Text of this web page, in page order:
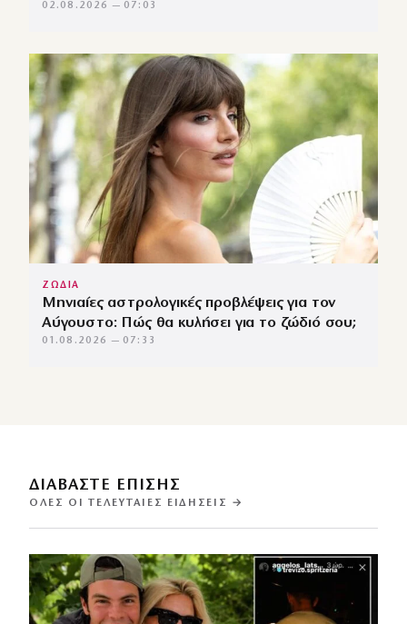
02.08.2026 — 07:03
ΖΩΔΙΑ
Μηνιαίες αστρολογικές προβλέψεις για τον
Αύγουστο: Πώς θα κυλήσει για το ζώδιό σου;
01.08.2026 — 07:33
ΔΙΑΒΑΣΤΕ ΕΠΙΣΗΣ
ΌΛΕΣ ΟΙ ΤΕΛΕΥΤΑΊΕΣ ΕΙΔΉΣΕΙΣ →